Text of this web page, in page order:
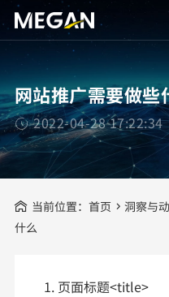
网站推广需要做些
2022-04-28 17:22:34
当前位置： 首页 洞察与
什么
1. 页面标题<title>